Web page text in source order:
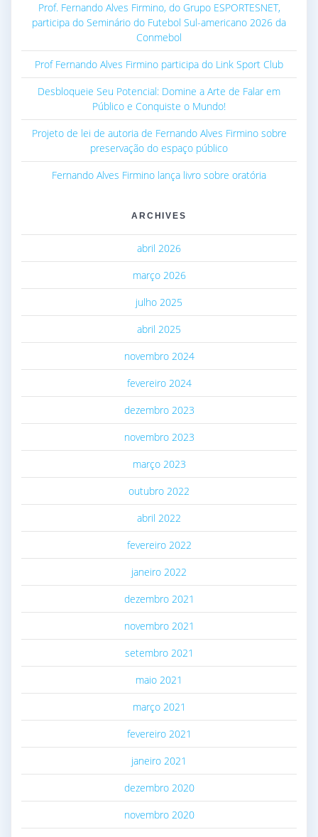
Prof. Fernando Alves Firmino, do Grupo ESPORTESNET,
participa do Seminário do Futebol Sul-americano 2026 da
Conmebol
Prof Fernando Alves Firmino participa do Link Sport Club
Desbloqueie Seu Potencial: Domine a Arte de Falar em
Público e Conquiste o Mundo!
Projeto de lei de autoria de Fernando Alves Firmino sobre
preservação do espaço público
Fernando Alves Firmino lança livro sobre oratória
ARCHIVES
abril 2026
março 2026
julho 2025
abril 2025
novembro 2024
fevereiro 2024
dezembro 2023
novembro 2023
março 2023
outubro 2022
abril 2022
fevereiro 2022
janeiro 2022
dezembro 2021
novembro 2021
setembro 2021
maio 2021
março 2021
fevereiro 2021
janeiro 2021
dezembro 2020
novembro 2020